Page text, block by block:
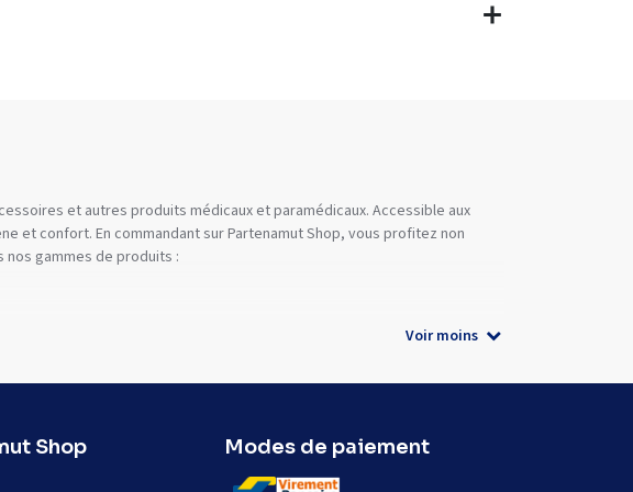
et autres produits médicaux et paramédicaux. Accessible aux
et confort. En commandant sur Partenamut Shop, vous profitez non
gammes de produits :
Voir moins
Shop Modes de paiement